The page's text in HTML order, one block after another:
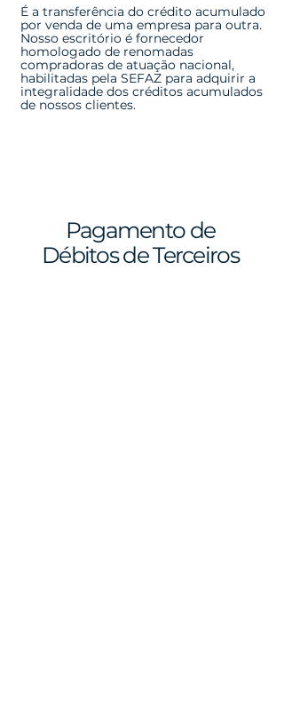
É a transferência do crédito acumulado
por venda de uma empresa para outra.
Nosso escritório é fornecedor
homologado de renomadas
compradoras de atuação nacional,
habilitadas pela SEFAZ para adquirir a
integralidade dos créditos acumulados
de nossos clientes.
Pagamento de
Débitos de Terceiros